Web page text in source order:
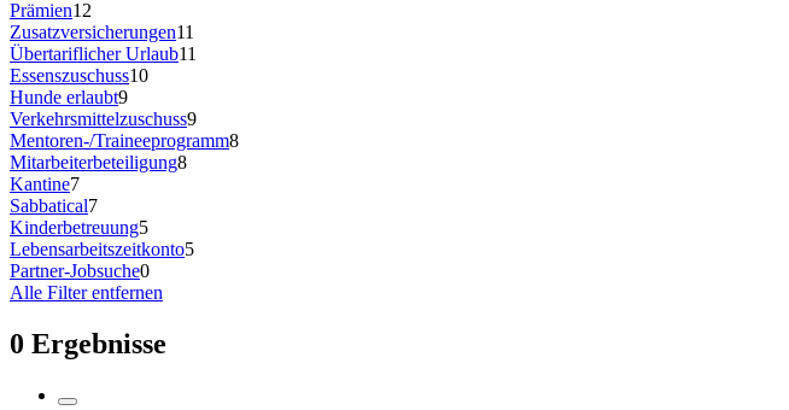
Prämien12
Zusatzversicherungen11
Übertariflicher Urlaub11
Essenszuschuss10
Hunde erlaubt9
Verkehrsmittelzuschuss9
Mentoren-/Traineeprogramm8
Mitarbeiterbeteiligung8
Kantine7
Sabbatical7
Kinderbetreuung5
Lebensarbeitszeitkonto5
Partner-Jobsuche0
Alle Filter entfernen
0 Ergebnisse